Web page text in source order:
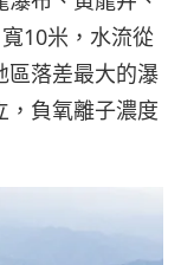
10米，水流從
區落差最大的瀑
，負氧離子濃度